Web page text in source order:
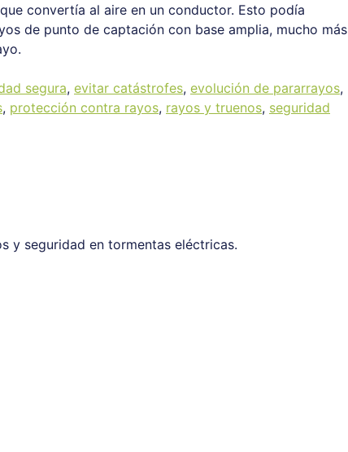
convertía al aire en un conductor. Esto podía
de punto de captación con base amplia, mucho más
segura, evitar catástrofes, evolución de pararrayos,
, protección contra rayos, rayos y truenos, seguridad
y seguridad en tormentas eléctricas.